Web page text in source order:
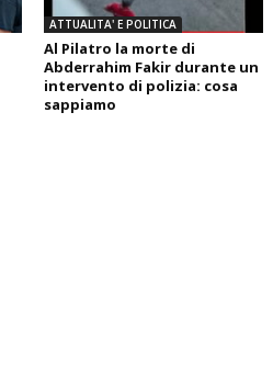
ATTUALITA' E POLITICA
Al Pilatro la morte di
Abderrahim Fakir durante un
intervento di polizia: cosa
sappiamo